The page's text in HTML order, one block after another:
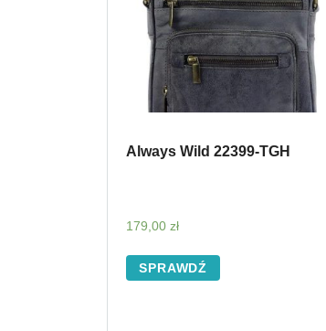
Always Wild 22399-TGH
179,00 zł
SPRAWDŹ